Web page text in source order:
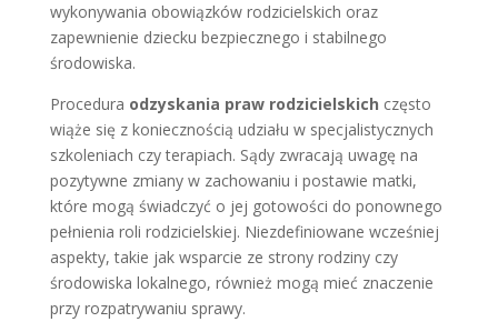
wykonywania obowiązków rodzicielskich oraz
zapewnienie dziecku bezpiecznego i stabilnego
środowiska.
Procedura odzyskania praw rodzicielskich często
wiąże się z koniecznością udziału w specjalistycznych
szkoleniach czy terapiach. Sądy zwracają uwagę na
pozytywne zmiany w zachowaniu i postawie matki,
które mogą świadczyć o jej gotowości do ponownego
pełnienia roli rodzicielskiej. Niezdefiniowane wcześniej
aspekty, takie jak wsparcie ze strony rodziny czy
środowiska lokalnego, również mogą mieć znaczenie
przy rozpatrywaniu sprawy.